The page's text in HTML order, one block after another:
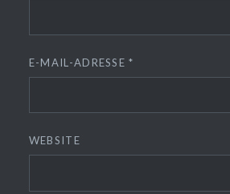
E-MAIL-ADRESSE*
WEBSITE